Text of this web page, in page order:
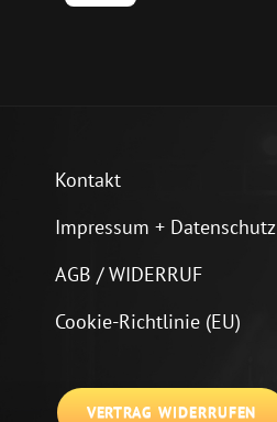
Kontakt
Impressum + Datenschutz
AGB / WIDERRUF
Cookie-Richtlinie (EU)
VERTRAG WIDERRUFEN